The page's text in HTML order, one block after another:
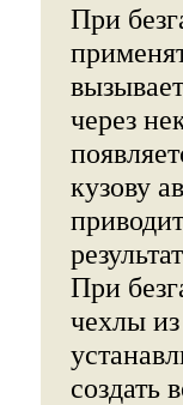
При
через
кузову
При
чехлы
создать